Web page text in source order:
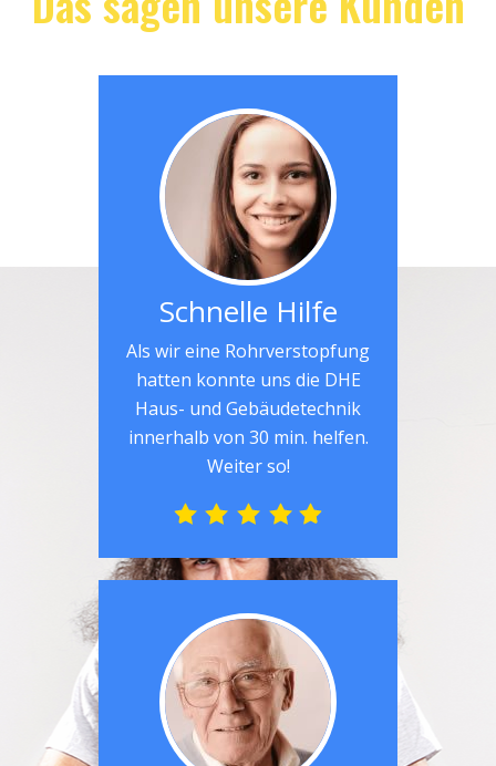
Schnelle Hilfe
Als wir eine Rohrverstopfung
hatten konnte uns die DHE
Haus- und Gebäudetechnik
innerhalb von 30 min. helfen.
Weiter so!